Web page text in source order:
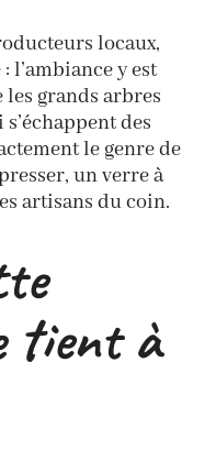
locaux,
l’ambiance y est
grands arbres
des
le genre de
un verre à
artisans du coin.
tient à